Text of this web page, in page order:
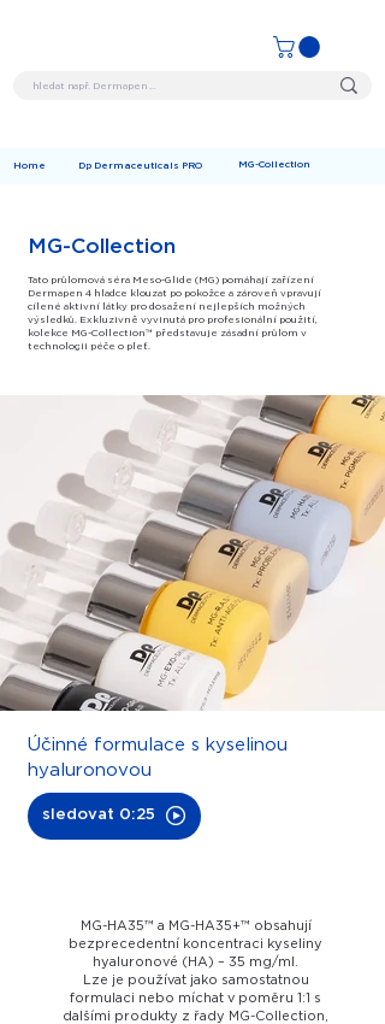
Home Dp Dermaceuticals PRO MG-Collection
MG-Collection
Tato průlomová séra Meso-Glide (MG) pomáhají zařízení
Dermapen 4 hladce klouzat po pokožce a zároveň vpravují
cílené aktivní látky pro dosažení nejlepších možných
výsledků. Exkluzivně vyvinutá pro profesionální použití,
kolekce MG-Collection™ představuje zásadní průlom v
technologii péče o pleť.
Účinné formulace s kyselinou
hyaluronovou
sledovat 0:25
MG-HA35™ a MG-HA35+™ obsahují
bezprecedentní koncentraci kyseliny
hyaluronové (HA) – 35 mg/ml.
Lze je používat jako samostatnou
formulaci nebo míchat v poměru 1:1 s
dalšími produkty z řady MG-Collection,